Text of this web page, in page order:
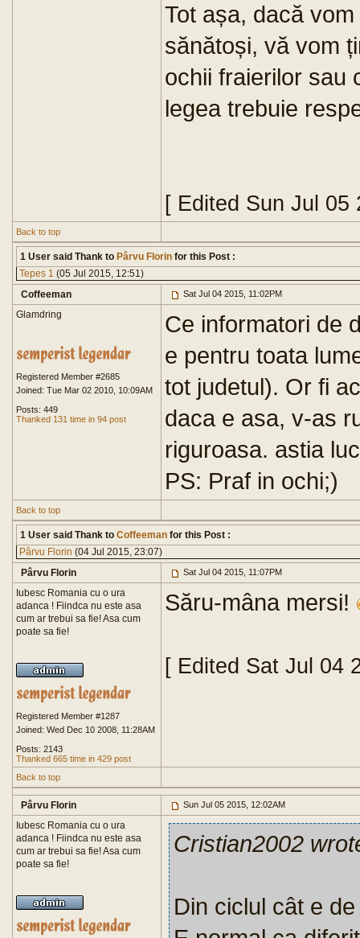
Tot așa, dacă
sănătoși, vă vom
ochii fraierilor sau
legea trebuie
[ Edited Sun Jul 05
Back to top
1 User said Thank to Pârvu Florin for this Post :
Tepes 1 (05 Jul 2015, 12:51)
Coffeeman
Sat Jul 04 2015, 11:02PM
Glamdring
Registered Member #2685
Joined: Tue Mar 02 2010, 10:09AM
Posts: 449
Thanked 131 time in 94 post
Ce informatori de
e pentru toata
tot judetul). Or fi
daca e asa, v-as
riguroasa. astia
PS: Praf in ochi;)
Back to top
1 User said Thank to Coffeeman for this Post :
Pârvu Florin (04 Jul 2015, 23:07)
Pârvu Florin
Sat Jul 04 2015, 11:07PM
Iubesc Romania cu o ura
adanca ! Fiindca nu este asa
cum ar trebui sa fie! Asa cum
poate sa fie!
Registered Member #1287
Joined: Wed Dec 10 2008, 11:28AM
Posts: 2143
Thanked 665 time in 429 post
Săru-mâna mersi!
[ Edited Sat Jul 04
Back to top
Pârvu Florin Sun Jul 05 2015, 12:02AM
Iubesc Romania cu o ura
adanca ! Fiindca nu este asa
cum ar trebui sa fie! Asa cum
poate sa fie!
Cristian2002
Din ciclul cât e